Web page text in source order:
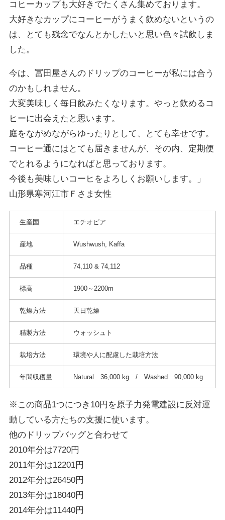
コヒーカップも大好きでたくさん集めております。
大好きなカップにコーヒーがうまく飲めないというの
は、とても残念でなんとかしたいと思い色々試飲しま
した。
今は、冨田屋さんのドリップのコーヒーが私には合う
のかもしれません。
大変美味しく毎日飲みたくなります。やっと飲めるコ
ヒーに出会えたと思います。
庭をながめながらゆったりとして、とても幸せです。
コーヒー通にはとても届きませんが、その内、定期便
でとれるようになればと思っております。
今後も美味しいコーヒをよろしくお願いします。」
山形県寒河江市Ｆさま女性
生産国 エチオピア
産地 Wushwush, Kaffa
品種 74,110 & 74,112
標高 1900～2200m
乾燥方法 天日乾燥
精製方法 ウォッシュト
栽培方法 環境や人に配慮した栽培方法
年間収穫量 Natural 36,000 kg / Washed 90,000 kg
※この商品1つにつき10円を原子力発電建設に反対運
動している方たちの支援に使います。
他のドリップバッグと合わせて
2010年分は7720円
2011年分は12201円
2012年分は26450円
2013年分は18040円
2014年分は11440円